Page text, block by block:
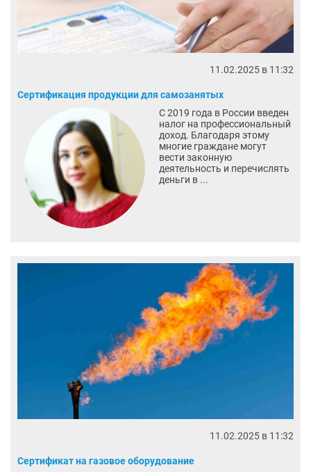
11.02.2025 в 11:32
Сертификация продукции для самозанятых
С 2019 года в России введен
налог на профессиональный
доход. Благодаря этому
многие граждане могут
вести законную
деятельность и перечислять
деньги в ...
11.02.2025 в 11:32
Сертификат на газовое оборудование